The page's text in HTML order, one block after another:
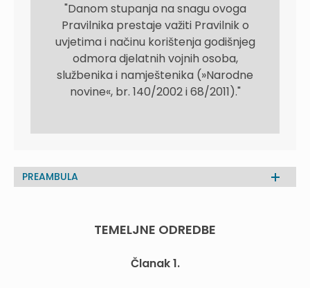
"Danom stupanja na snagu ovoga
Pravilnika prestaje važiti Pravilnik o
uvjetima i načinu korištenja godišnjeg
odmora djelatnih vojnih osoba,
službenika i namještenika (»Narodne
novine«, br. 140/2002 i 68/2011)."
PREAMBULA
TEMELJNE ODREDBE
Članak 1.